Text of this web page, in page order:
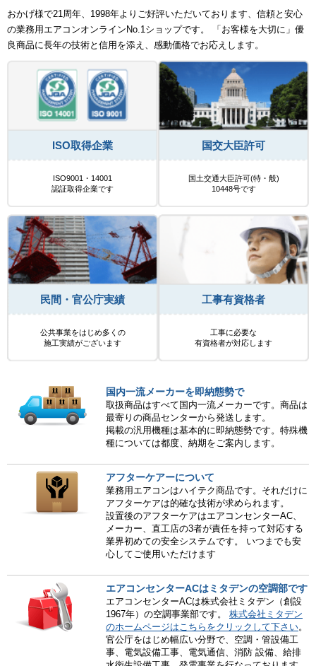
おかげ様で21周年、1998年よりご好評いただいております、信頼と安心
の業務用エアコンオンラインNo.1ショップです。 「お客様を大切に」優
良商品に長年の技術と信用を添え、感動価格でお応えします。
ISO取得企業
ISO9001・14001
認証取得企業です
国交大臣許可
国土交通大臣許可(特・般)
10448号です
民間・官公庁実績
公共事業をはじめ多くの
施工実績がございます
工事有資格者
工事に必要な
有資格者が対応します
国内一流メーカーを即納態勢で
取扱商品はすべて国内一流メーカーです。商品は
最寄りの商品センターから発送します。
掲載の汎用機種は基本的に即納態勢です。特殊機
種については都度、納期をご案内します。
アフターケアーについて
業務用エアコンはハイテク商品です。それだけに
アフターケアは的確な技術が求められます。
設置後のアフターケアはエアコンセンターAC、
メーカー、直工店の3者が責任を持って対応する
業界初めての安全システムです。 いつまでも安
心してご使用いただけます
エアコンセンターACはミタデンの空調部です
エアコンセンターACは株式会社ミタデン（創設
1967年）の空調事業部です。 株式会社ミタデン
のホームページはこちらをクリックして下さい。
官公庁をはじめ幅広い分野で、空調・管設備工
事、電気設備工事、電気通信、消防 設備、給排